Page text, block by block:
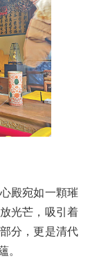
殿宛如一顆璀
光芒，吸引着
分，更是清代
。